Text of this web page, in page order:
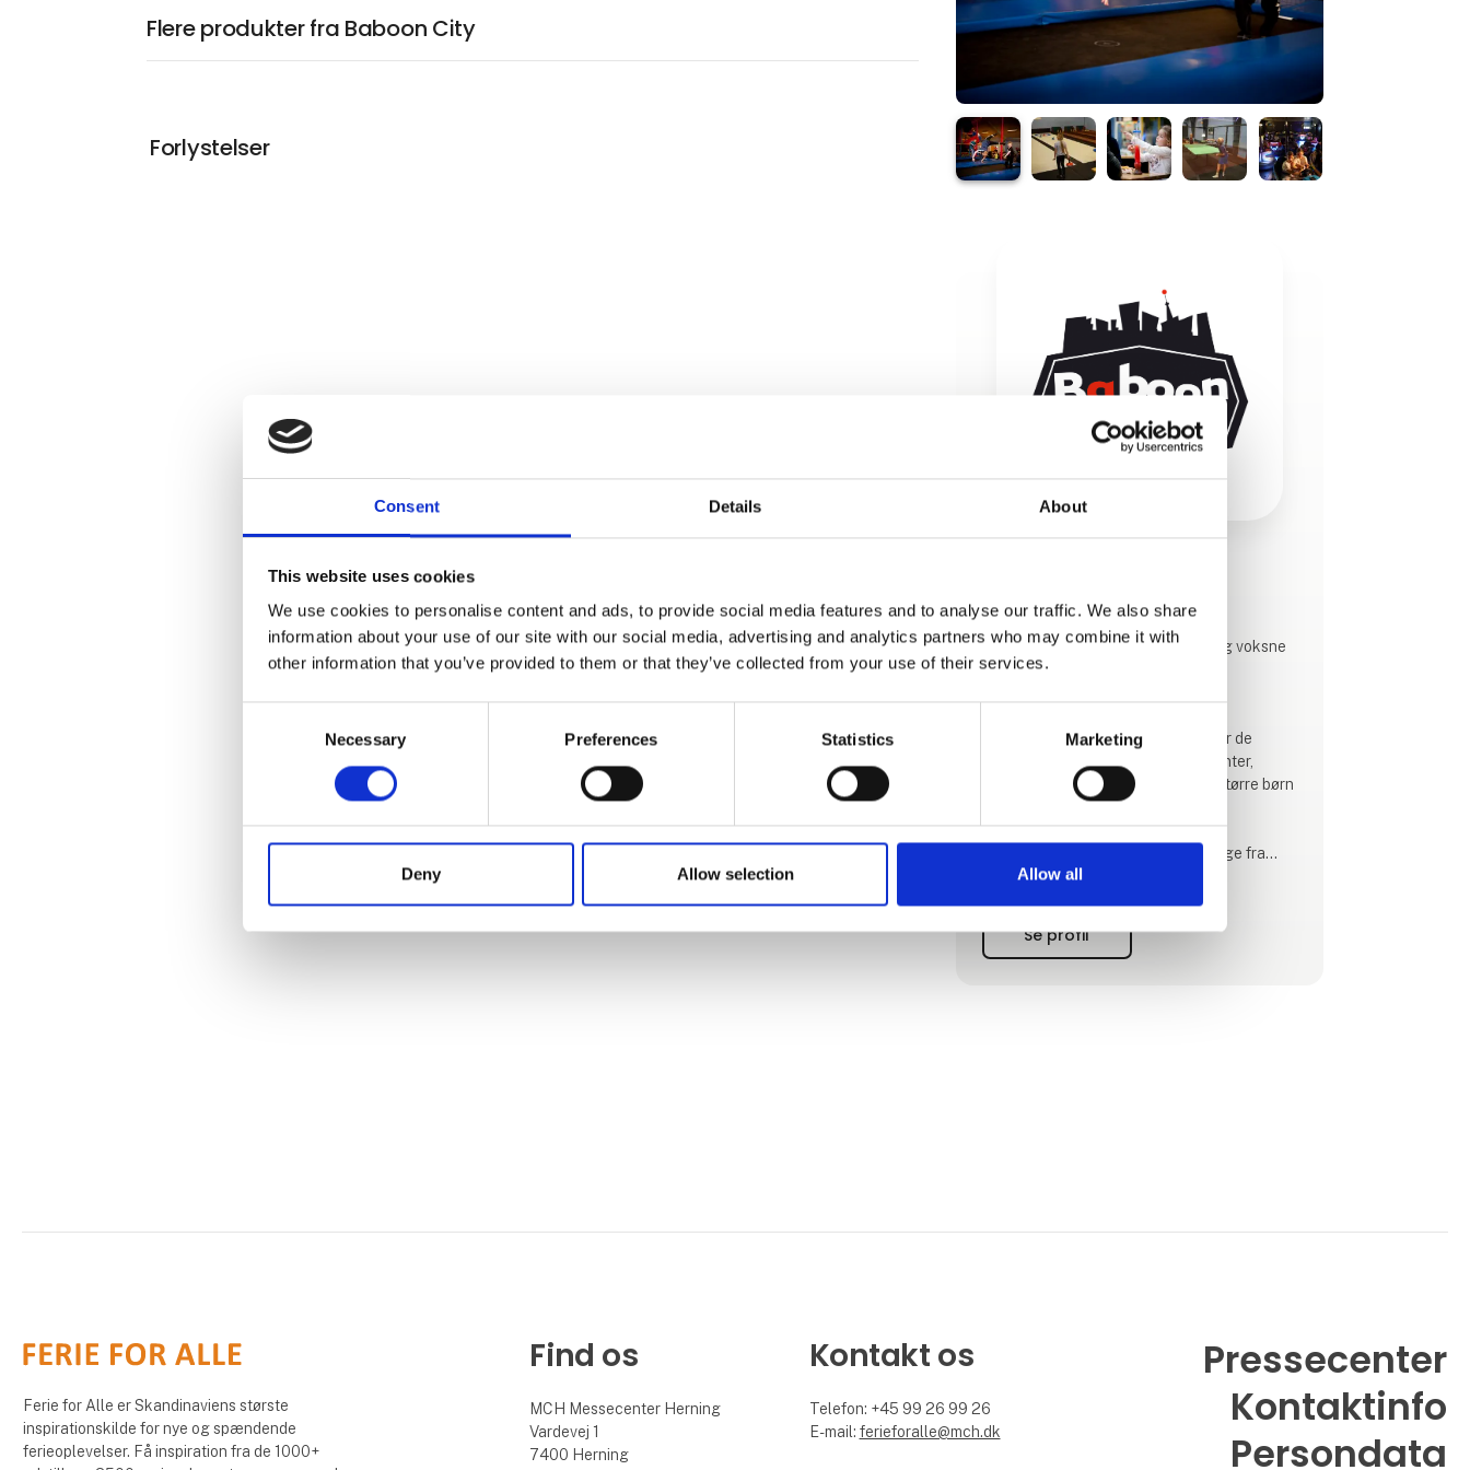
Consent Details About
This website uses cookies
We use cookies to personalise content and ads, to provide social media features and to analyse our traffic. We also share
information about your use of our site with our social media, advertising and analytics partners who may combine it with
other information that you’ve provided to them or that they’ve collected from your use of their services.
Necessary Preferences Statistics Marketing
Deny Allow selection Allow all
Flere produkter fra Baboon City
Forlystelser
Baboon City
Forlystelsescenter for både børn og voksne
på ca. 9.000 kvadratmeter!
forlystelsescenter med legeland for de
mindste og trampolinpark, padelcenter,
spillemaskiner og meget mere for større børn
klokken 10.00-19.00. Kom og få den sjoveste
Se profil
Ferie for Alle er Skandinaviens største
inspirationskilde for nye og spændende
ferieoplevelser. Få inspiration fra de 1000+
Find os
MCH Messecenter Herning
Vardevej 1
7400 Herning
Kontakt os
Telefon: +45 99 26 99 26
E-mail: ferieforalle@mch.dk
Pressecenter
Kontaktinfo
Persondata